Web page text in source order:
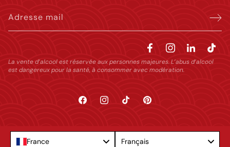
Adresse mail
La vente d’alcool est réservée aux personnes majeures. L’abus d’alcool
est dangereux pour la santé, à consommer avec modération.
FacebookInstagramTikTok Pinterest
France Français